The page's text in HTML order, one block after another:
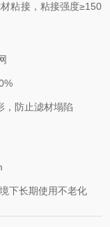
粘接，粘接强度≥150
，防止滤材塌陷
下长期使用不老化